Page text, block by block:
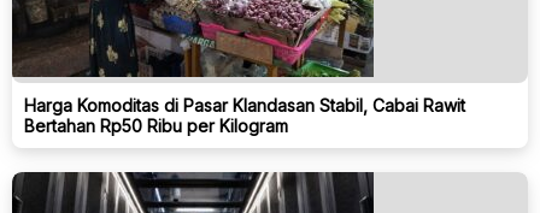
Harga Komoditas di Pasar Klandasan Stabil, Cabai Rawit
Bertahan Rp50 Ribu per Kilogram